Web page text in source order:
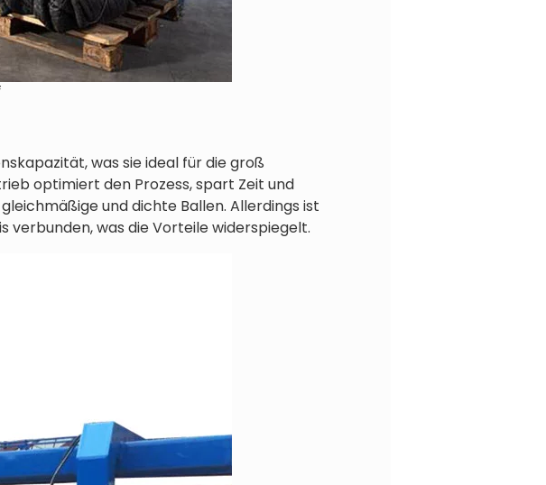
was sie ideal für die groß
optimiert den Prozess, spart Zeit und
und dichte Ballen. Allerdings ist
was die Vorteile widerspiegelt.